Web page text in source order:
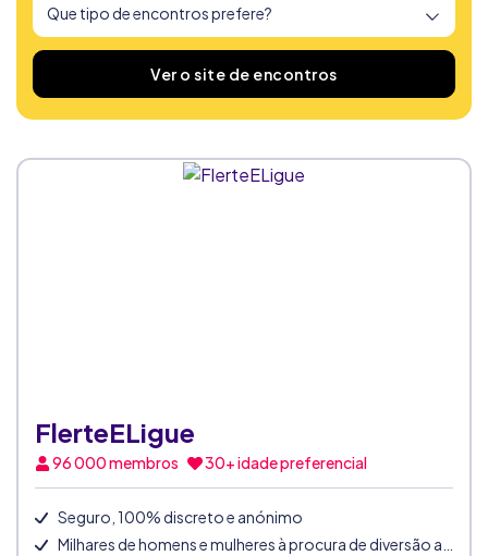
Encontrámos Ver o site de encontros
FlerteELigue
96 000membros 30+ idade preferencial
Seguro, 100% discreto e anónimo